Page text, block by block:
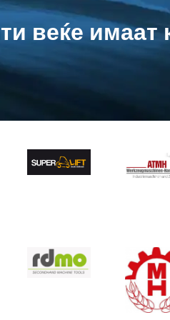
Standard
Ви нудиме сопствен дел на
заинтересираните
вашите огласи, како и
луѓе. Нашите
стојат на располагање на
веќе имаат